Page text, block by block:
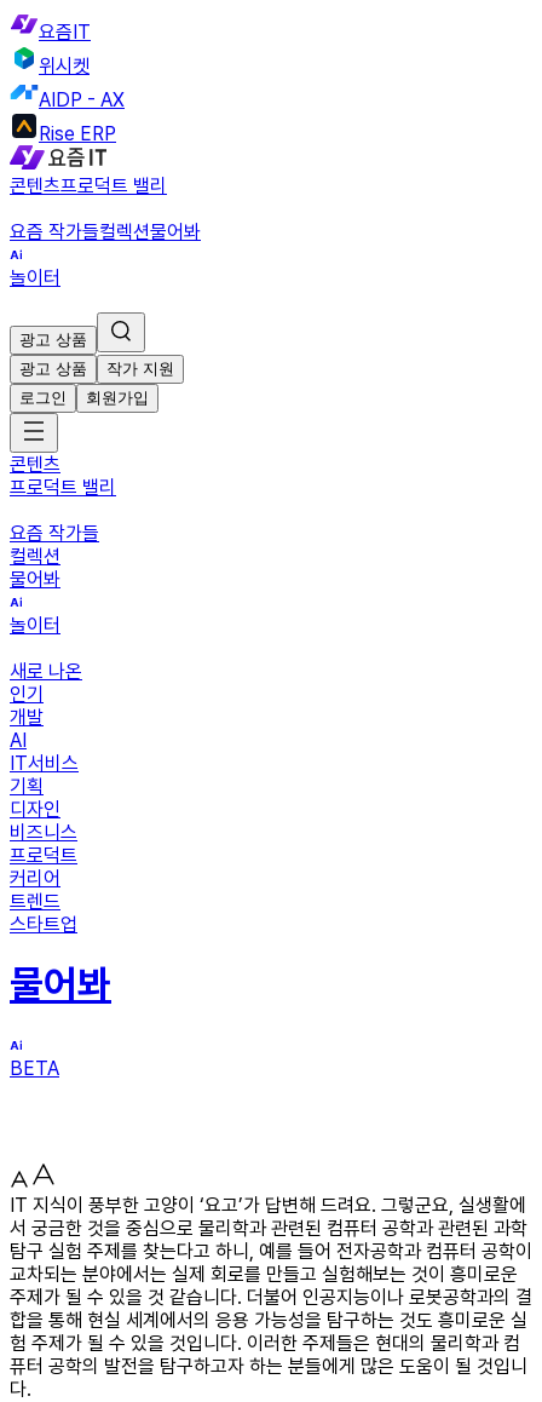
요즘IT
위시켓
AIDP - AX
Rise ERP
콘텐츠프로덕트 밸리
요즘 작가들컬렉션물어봐
놀이터
광고 상품
광고 상품
작가 지원
로그인
회원가입
콘텐츠
프로덕트 밸리
요즘 작가들
컬렉션
물어봐
놀이터
새로 나온
인기
개발
AI
IT서비스
기획
디자인
비즈니스
프로덕트
커리어
트렌드
스타트업
물어봐
BETA
IT 지식이 풍부한 고양이 ‘요고’가 답변해 드려요. 그렇군요, 실생활에
서 궁금한 것을 중심으로 물리학과 관련된 컴퓨터 공학과 관련된 과학
탐구 실험 주제를 찾는다고 하니, 예를 들어 전자공학과 컴퓨터 공학이
교차되는 분야에서는 실제 회로를 만들고 실험해보는 것이 흥미로운
주제가 될 수 있을 것 같습니다. 더불어 인공지능이나 로봇공학과의 결
합을 통해 현실 세계에서의 응용 가능성을 탐구하는 것도 흥미로운 실
험 주제가 될 수 있을 것입니다. 이러한 주제들은 현대의 물리학과 컴
퓨터 공학의 발전을 탐구하고자 하는 분들에게 많은 도움이 될 것입니
다.